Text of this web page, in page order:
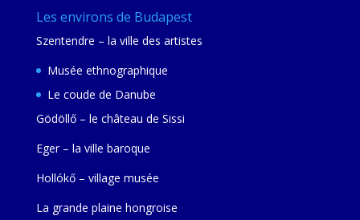
Les environs de Budapest
Szentendre – la ville des artistes
Musée ethnographique
Le coude de Danube
Gödöllő – le château de Sissi
Eger – la ville baroque
Hollókő – village musée
La grande plaine hongroise